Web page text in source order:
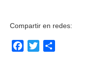
Compartir en redes:
Facebook
Twitter